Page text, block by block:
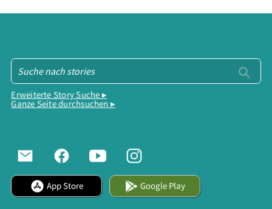
Erweiterte Story Suche ▸
Ganze Seite durchsuchen ▸
App Store Google Play